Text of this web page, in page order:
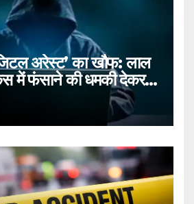
अरेस्ट’ का खौफ: लाल
में फंसाने की धमकी देकर